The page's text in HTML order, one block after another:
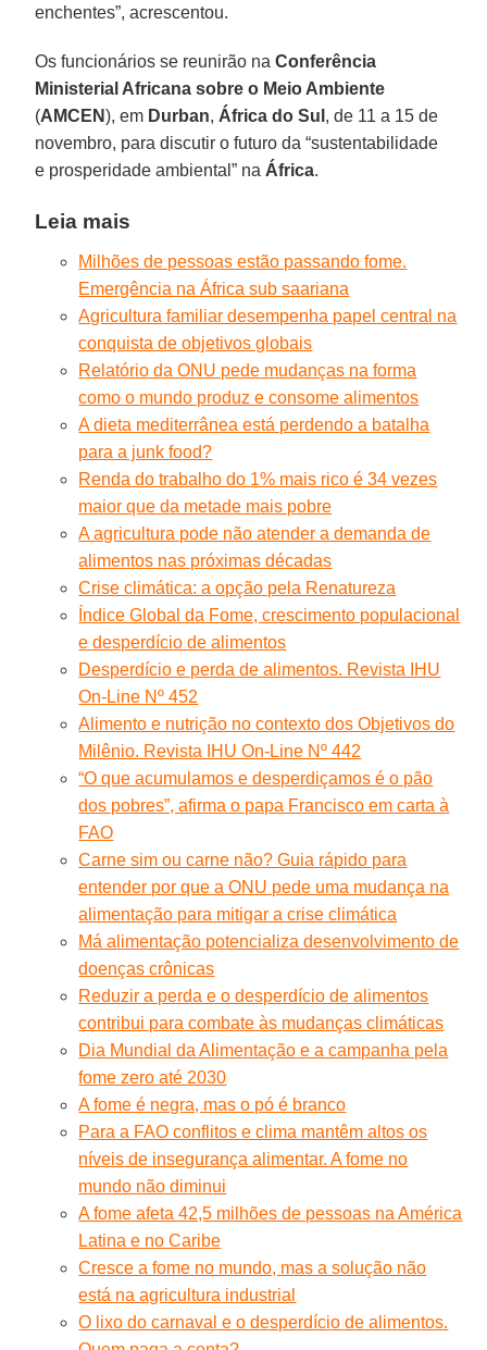
enchentes”, acrescentou.
Os funcionários se reunirão naConferência
Ministerial Africana sobre o Meio Ambiente
(AMCEN), em Durban, África do Sul , de 11 a 15 de
novembro, para discutir o futuro da “sustentabilidade
e prosperidade ambiental” na África.
Leia mais
Milhões de pessoas estão passando fome.
Emergência na África sub saariana
Agricultura familiar desempenha papel central na
conquista de objetivos globais
Relatório da ONU pede mudanças na forma
como o mundo produz e consome alimentos
A dieta mediterrânea está perdendo a batalha
para a junk food?
Renda do trabalho do 1% mais rico é 34 vezes
maior que da metade mais pobre
A agricultura pode não atender a demanda de
alimentos nas próximas décadas
Crise climática: a opção pela Renatureza
Índice Global da Fome, crescimento populacional
e desperdício de alimentos
Desperdício e perda de alimentos. Revista IHU
On-Line Nº 452
Alimento e nutrição no contexto dos Objetivos do
Milênio. Revista IHU On-Line Nº 442
“O que acumulamos e desperdiçamos é o pão
dos pobres”, afirma o papa Francisco em carta à
FAO
Carne sim ou carne não? Guia rápido para
entender por que a ONU pede uma mudança na
alimentação para mitigar a crise climática
Má alimentação potencializa desenvolvimento de
doenças crônicas
Reduzir a perda e o desperdício de alimentos
contribui para combate às mudanças climáticas
Dia Mundial da Alimentação e a campanha pela
fome zero até 2030
A fome é negra, mas o pó é branco
Para a FAO conflitos e clima mantêm altos os
níveis de insegurança alimentar. A fome no
mundo não diminui
A fome afeta 42,5 milhões de pessoas na América
Latina e no Caribe
Cresce a fome no mundo, mas a solução não
está na agricultura industrial
O lixo do carnaval e o desperdício de alimentos.